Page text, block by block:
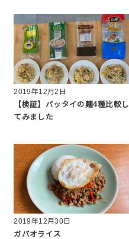
2019年12月2日
【検証】パッタイの麺4種比較し
てみました
2019年12月30日
ガパオライス